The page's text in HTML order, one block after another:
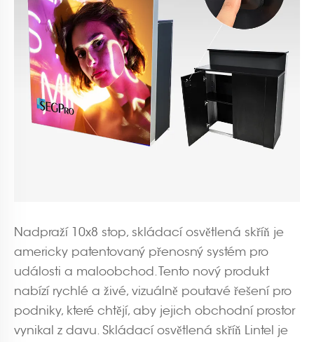
Nadpraží 10x8 stop, skládací osvětlená skříň je
americky patentovaný přenosný systém pro
události a maloobchod. Tento nový produkt
nabízí rychlé a živé, vizuálně poutavé řešení pro
podniky, které chtějí, aby jejich obchodní prostor
vynikal z davu. Skládací osvětlená skříň Lintel je